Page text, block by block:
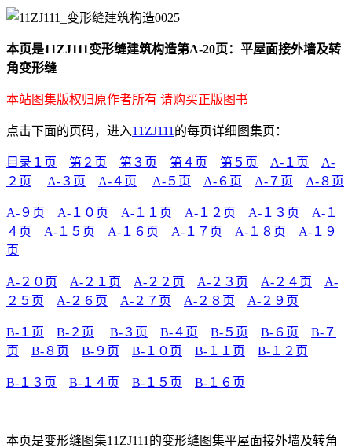
本页是11ZJ111变形缝建筑构造第A-20页：平屋面接外墙及转
角变形缝
本站图集版权归原作者所有 请购买正版图书
点击下面的页码，进入11ZJ111 的每页详细图集页：
目录１页 第２页 第３页 第４页 第５页 A-１页
A-
２页
A-３页 A-４页 A-５页 A-６页 A-７页 A-８页
A-９页 A-１０页 A-１１页 A-１２页 A-１３页
A-１
４页
A-１５页 A-１６页 A-１７页 A-１８页
A-１９
页
A-２０页 A-２１页 A-２２页 A-２３页 A-２４页
A-
２５页
A-２６页 A-２７页 A-２８页 A-２９页
B-１页 B-２页 B-３页 B-４页 B-５页 B-６页
B-７
页
B-８页 B-９页 B-１０页 B-１１页 B-１２页
B-１３页 B-１４页 B-１５页 B-１６页
本页是变形缝图集11ZJ111的变形缝图集平屋面接外墙及转角